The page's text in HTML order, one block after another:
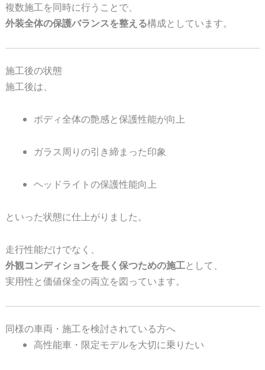
複数施工を同時に行うことで、
外装全体の保護バランスを整える構成としています。
施工後の状態
施工後は、
ボディ全体の艶感と保護性能が向上
ガラス周りの引き締まった印象
ヘッドライトの保護性能向上
といった状態に仕上がりました。
走行性能だけでなく、
外観コンディションを長く保つための施工として、
実用性と価値保全の両立を図っています。
同様の車両・施工を検討されている方へ
高性能車・限定モデルを大切に乗りたい